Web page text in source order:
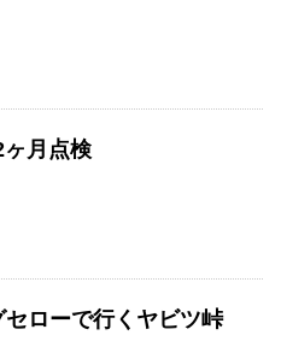
月点検
セローで行くヤビツ峠